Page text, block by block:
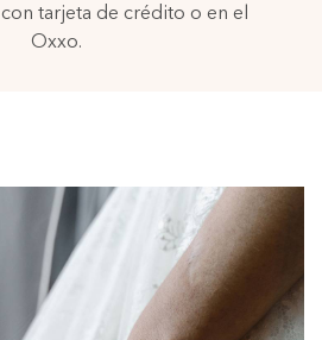
tarjeta de crédito o en el
Oxxo.